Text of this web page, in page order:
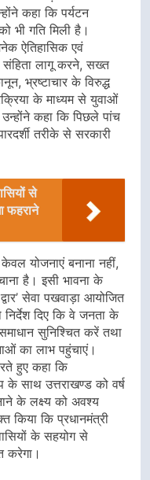
कहा कि पर्यटन
भी गति मिली है।
ऐतिहासिक एवं
संहिता लागू करने, सख्त
भ्रष्टाचार के विरुद्ध
के माध्यम से युवाओं
कहा कि पिछले पांच
तरीके से सरकारी
से
फहराने
योजनाएं बनाना नहीं,
है। इसी भावना के
सेवा पखवाड़ा आयोजित
निर्देश दिए कि वे जनता के
सुनिश्चित करें तथा
का लाभ पहुंचाएं।
हुए कहा कि
साथ उत्तराखण्ड को वर्ष
के लक्ष्य को अवश्य
किया कि प्रधानमंत्री
के सहयोग से
करेगा।